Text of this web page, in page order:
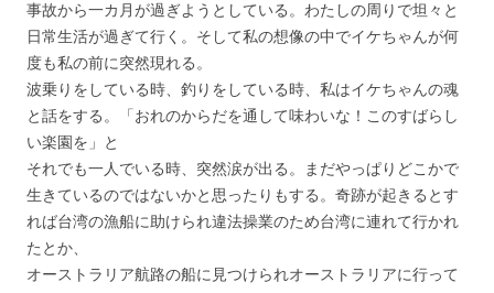
事故から一カ月が過ぎようとしている。わたしの周りで坦々と
日常生活が過ぎて行く。そして私の想像の中でイケちゃんが何
度も私の前に突然現れる。
波乗りをしている時、釣りをしている時、私はイケちゃんの魂
と話をする。「おれのからだを通して味わいな！このすばらし
い楽園を」と
それでも一人でいる時、突然涙が出る。まだやっぱりどこかで
生きているのではないかと思ったりもする。奇跡が起きるとす
れば台湾の漁船に助けられ違法操業のため台湾に連れて行かれ
たとか、
オーストラリア航路の船に見つけられオーストラリアに行って